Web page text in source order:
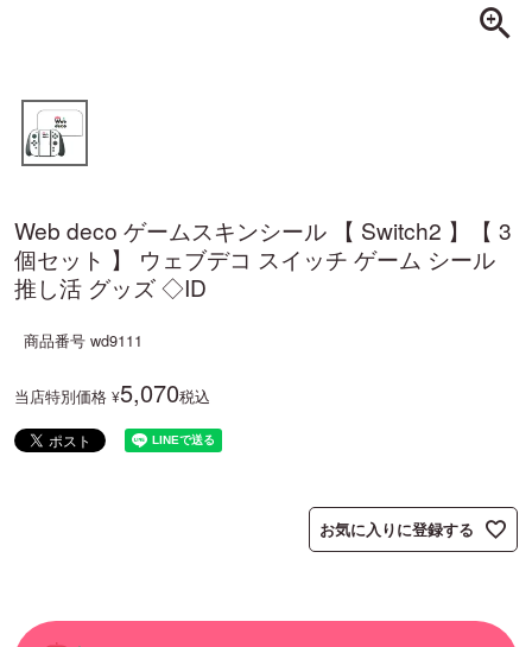
Web deco ゲームスキンシール 【 Switch2 】【 3
個セット 】 ウェブデコ スイッチ ゲーム シール
推し活 グッズ ◇ID
商品番号 wd9111
当店特別価格 ¥5,070税込
お気に入りに登録する